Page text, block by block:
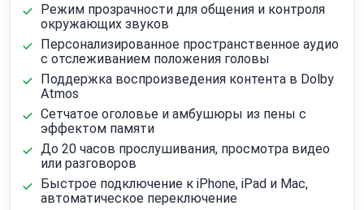
Режим прозрачности для общения и контроля
окружающих звуков
Персонализированное пространственное аудио
с отслеживанием положения головы
Поддержка воспроизведения контента в Dolby
Atmos
Сетчатое оголовье и амбушюры из пены с
эффектом памяти
До 20 часов прослушивания, просмотра видео
или разговоров
Быстрое подключение к iPhone, iPad и Mac,
автоматическое переключение